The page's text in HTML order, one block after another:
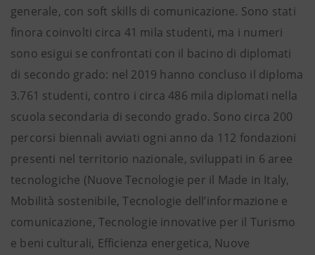
generale, con soft skills di comunicazione. Sono stati
finora coinvolti circa 41 mila studenti, ma i numeri
sono esigui se confrontati con il bacino di diplomati
di secondo grado: nel 2019 hanno concluso il diploma
3.761 studenti, contro i circa 486 mila diplomati nella
scuola secondaria di secondo grado. Sono circa 200
percorsi biennali avviati ogni anno da 112 fondazioni
presenti nel territorio nazionale, sviluppati in 6 aree
tecnologiche (Nuove Tecnologie per il Made in Italy,
Mobilità sostenibile, Tecnologie dell’informazione e
comunicazione, Tecnologie innovative per il Turismo
e beni culturali, Efficienza energetica, Nuove